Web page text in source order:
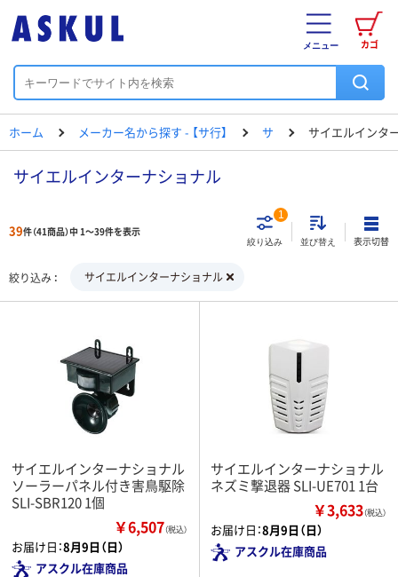
カゴ
メニュー
ホーム メーカー名から探す - 【サ行】 サ サイエルインタ
サイエルインターナショナル
39件（41商品）中 1～39件を表示
絞り込み
1
並び替え 表示切替
絞り込み サイエルインターナショナル
サイエルインターナショナル
ソーラーパネル付き害鳥駆除
SLI-SBR120 1個
￥6,507（税込）
お届け日：8月9日（日）
アスクル在庫商品
サイエルインターナショナル
ネズミ撃退器 SLI-UE701 1台
￥3,633（税込）
お届け日：8月9日（日）
アスクル在庫商品